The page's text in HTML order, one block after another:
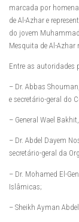
marcada por
de Al-Azhar e
do jovem
Mesquita de Al-
Entre as autoridades
– Dr. Abbas
e secretário-geral do
– General Wael
– Dr. Abdel Dayem
secretário-geral da
– Dr. Mohamed El-
Islâmicas;
– Sheikh Ayman